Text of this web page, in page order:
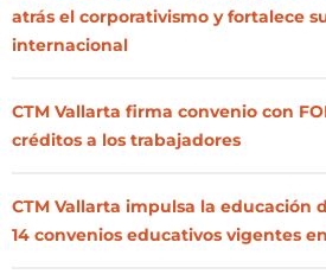
atrás el corporativismo y fortalece
internacional
CTM Vallarta firma convenio con
créditos a los trabajadores
CTM Vallarta impulsa la educación
14 convenios educativos vigentes